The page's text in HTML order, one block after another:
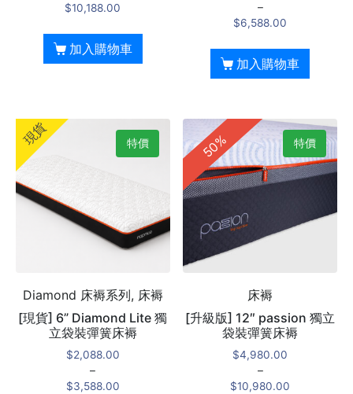
$10,188.00
加入購物車
–
$6,588.00
加入購物車
特價
Diamond 床褥系列, 床褥
現貨
[現貨] 6” Diamond Lite 獨
立袋裝彈簧床褥
$2,088.00
–
$3,588.00
特價
床褥
50%
[升級版] 12″ passion 獨立
袋裝彈簧床褥
$4,980.00
–
$10,980.00